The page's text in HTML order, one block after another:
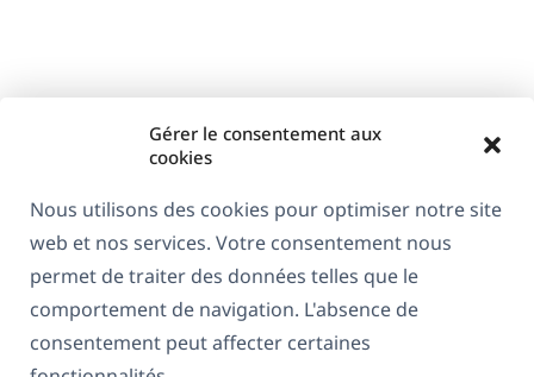
Gérer le consentement aux
cookies
Nous utilisons des cookies pour optimiser notre site
web et nos services. Votre consentement nous
permet de traiter des données telles que le
comportement de navigation. L'absence de
consentement peut affecter certaines